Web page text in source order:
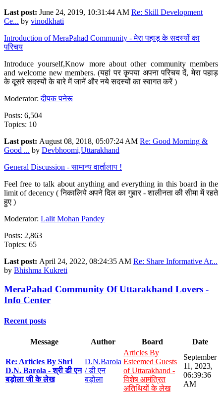
Last post: June 24, 2019, 10:31:44 AM Re: Skill Development
Ce... by vinodkhati
Introduction of MeraPahad Community - मेरा पहाड़ के सदस्यों का
परिचय
Introduce yourself,Know more about other community members
and welcome new members. (यहां पर कृपया अपना परिचय दें, मेरा पहाड़
के दूसरे सदस्यों के बारे में जानें और नये सदस्यों का स्वागत करें )
Moderator:दीपक पनेरू
Posts: 6,504
Topics: 10
Last post: August 08, 2018, 05:07:24 AM Re: Good Morning &
Good ... by Devbhoomi,Uttarakhand
General Discussion - सामान्य वार्तालाप !
Feel free to talk about anything and everything in this board in the
limit of decency ( निकालिये अपने दिल का गुबार - शालीनता की सीमा में रहते
हुए )
Moderator: Lalit Mohan Pandey
Posts: 2,863
Topics: 65
Last post: April 24, 2022, 08:24:35 AM Re: Share Informative Ar...
by Bhishma Kukreti
MeraPahad Community Of Uttarakhand Lovers -
Info Center
Recent posts
Message Author Board Date
Re: Articles By Shri
D.N. Barola - श्री डी एन
बड़ोला जी के लेख
D.N.Barola
/ डी एन
बड़ोला
Articles By
Esteemed Guests
of Uttarakhand -
विशेष आमंत्रित
अतिथियों के लेख
September
11, 2023,
06:39:36
AM